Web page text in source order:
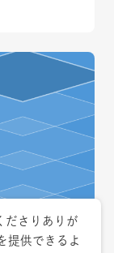
ださりありが
提供できるよ